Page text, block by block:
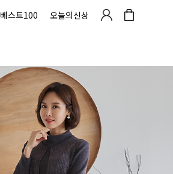
베스트100 오늘의신상